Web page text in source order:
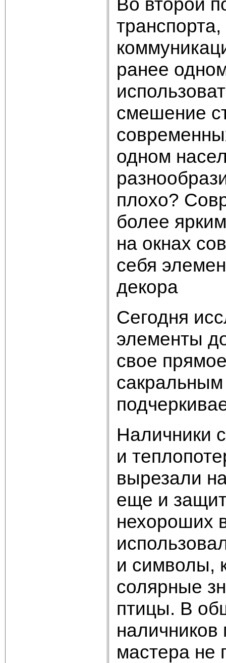
ранее
смешение
одном
плохо?
более
на окнах
себя
декора
Сегодня
элементы
свое
Наличники
и
вырезали
еще и
нехороших
и символы,
солярные
птицы. В
мастера не